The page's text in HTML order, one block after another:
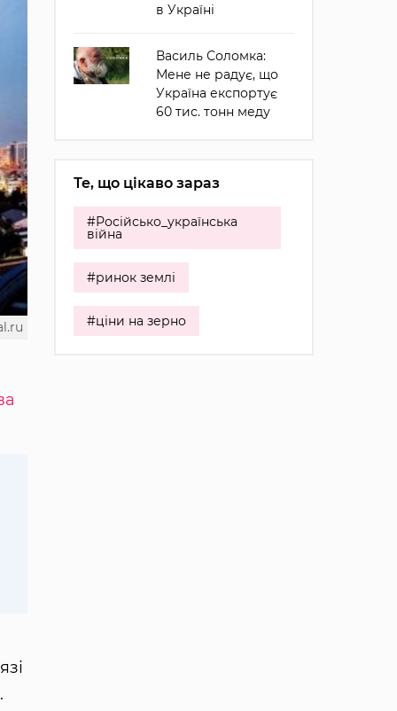
в Україні
Василь Соломка:
Мене не радує, що
Україна експортує
60 тис. тонн меду
Те, що цікаво зараз
#Російсько_українська
війна
#ринок землі
#ціни на зерно